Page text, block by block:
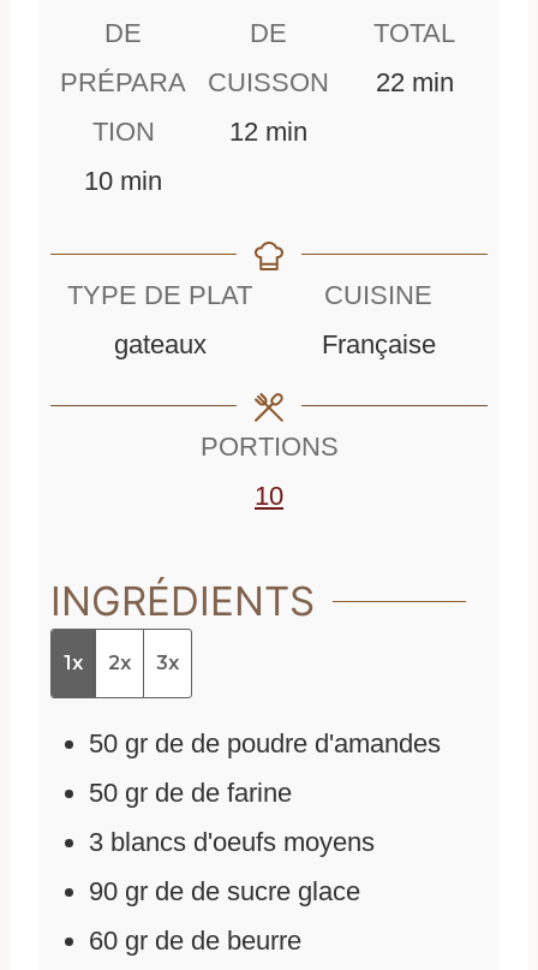
DE
PRÉPARA
TION
10mmin
DE
CUISSON
12 m
u
s
min
TOTAL
22m
e
min
TYPE DE PLAT
gateaux
CUISINE
Française
PORTIONS
10
INGRÉDIENTS
1x 2x 3x
50 gr de de poudre d'amandes
50 gr de de farine
3 blancs d'oeufs moyens
90 gr de de sucre glace
60 gr de de beurre